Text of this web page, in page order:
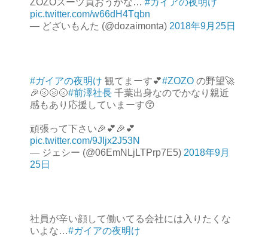
ZOZOスーツ買おうかな… #ガイアの夜明け
pic.twitter.com/w66dH4Tqbn
— どざいもんた (@dozaimonta) 2018年9月25日
#ガイアの夜明け 観てまーす💕#ZOZO の野望🚀
🎉🌝🌝🌝#前澤社長 千葉出身なのでかなり親近
感もあり応援していまーす😙
頑張って下さい🎉💕🎉💕
pic.twitter.com/9JIjx2J53N
— ジェシー (@06EmNLjLTPrp7E5) 2018年9月
25日
社員が辛い顔して働いてる会社には入りたくな
いよな…#ガイアの夜明け